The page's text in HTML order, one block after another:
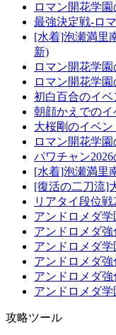
ロマン開花学
最強決定戦-ロ
[水着]泡瀬満里
新)
ロマン開花学
ロマン開花学
初白百合のイベ
朝顔かえでの
大桜剛のイベン
ロマン開花学
パワチャン
[水着]泡瀬満里
[復活の二刀流]
リアタイ段位
アンドロメダ
アンドロメダ
アンドロメダ
アンドロメダ
アンドロメダ
アンドロメダ
攻略ツール